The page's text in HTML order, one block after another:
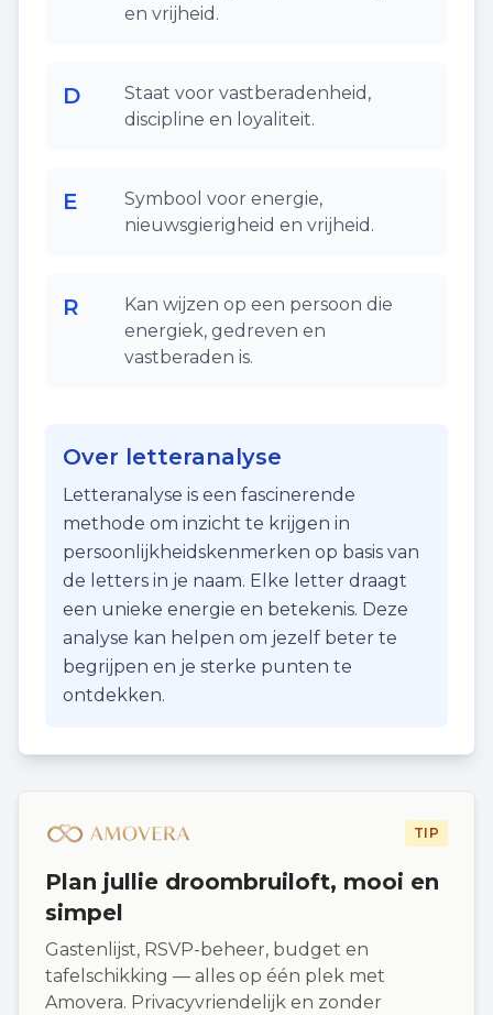
en vrijheid.
D
Staat voor vastberadenheid,
discipline en loyaliteit.
E
Symbool voor energie,
nieuwsgierigheid en vrijheid.
R
Kan wijzen op een persoon die
energiek, gedreven en
vastberaden is.
Over letteranalyse
Letteranalyse is een fascinerende
methode om inzicht te krijgen in
persoonlijkheidskenmerken op basis van
de letters in je naam. Elke letter draagt
een unieke energie en betekenis. Deze
analyse kan helpen om jezelf beter te
begrijpen en je sterke punten te
ontdekken.
TIP
Plan jullie droombruiloft, mooi en
simpel
Gastenlijst, RSVP-beheer, budget en
tafelschikking — alles op één plek met
Amovera. Privacyvriendelijk en zonder